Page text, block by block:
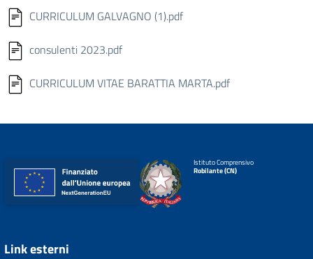
CURRICULUM GALVAGNO (1).pdf
consulenti 2023.pdf
CURRICULUM VITAE BARATTIA MARTA.pdf
Istituto Comprensivo
Robilante (CN)
Link esterni